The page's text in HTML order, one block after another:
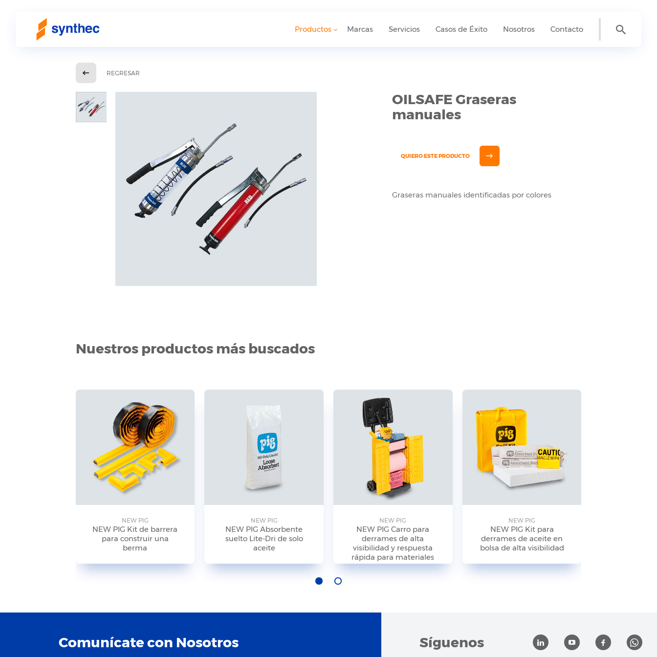
Productos Marcas Servicios Casos de Éxito Nosotros Contacto
REGRESAR
OILSAFE Graseras
manuales
QUIERO ESTE PRODUCTO
Graseras manuales identificadas por colores
Nuestros productos más buscados
NEW PIG
NEW PIG Kit de barrera
para construir una
berma
NEW PIG
NEW PIG Absorbente
suelto Lite-Dri de solo
aceite
NEW PIG
NEW PIG Carro para
derrames de alta
visibilidad y respuesta
rápida para materiales
peligrosos
NEW PIG
NEW PIG Kit para
derrames de aceite en
bolsa de alta visibilidad
Comunícate con Nosotros Síguenos